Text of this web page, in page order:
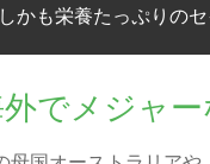
も栄養たっぷりの
でメジャ